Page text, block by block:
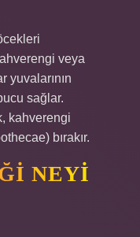
veya
yuvalarının
sağlar.
kahverengi
​​bırakır.
NEYI